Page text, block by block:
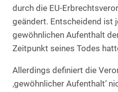
durch die EU-
geändert. Entscheidend ist
gewöhnlichen Aufenthalt
Zeitpunkt seines Todes
Allerdings definiert die
‚gewöhnlicher Aufenthalt‘